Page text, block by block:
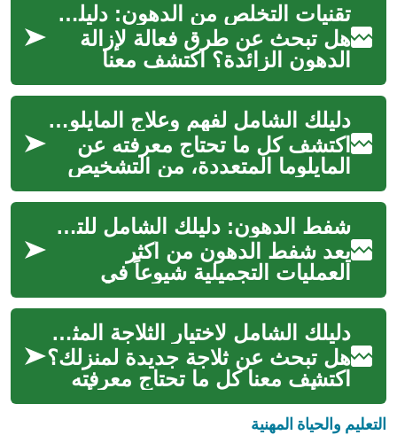
تقنيات التخلص من الدهون: دليلك الشامل للخيارات المتاحة
هل تبحث عن طرق فعالة لإزالة
الدهون الزائدة؟ اكتشف معنا
مجموعة متنوعة من الإجراءات
الجراحية وغير الجراحية للتخلص
من ال...
دليلك الشامل لفهم وعلاج المايلوما المتعددة
اكتشف كل ما تحتاج معرفته عن
المايلوما المتعددة، من التشخيص
إلى خيارات العلاج المتقدمة. نقدم
لك نظرة شاملة على هذا الم...
شفط الدهون: دليلك الشامل للتخلص من دهون الجسم غير المرغوب فيها
يعد شفط الدهون من أكثر
العمليات التجميلية شيوعاً في
العالم، حيث يساعد في التخلص من
الدهون العنيدة التي لا تستجيب
للحم...
دليلك الشامل لاختيار الثلاجة المثالية لمنزلك
هل تبحث عن ثلاجة جديدة لمنزلك؟
اكتشف معنا كل ما تحتاج معرفته
عن أنواع الثلاجات المختلفة، وأهم
المميزات التي يجب البحث...
التعليم والحياة المهنية